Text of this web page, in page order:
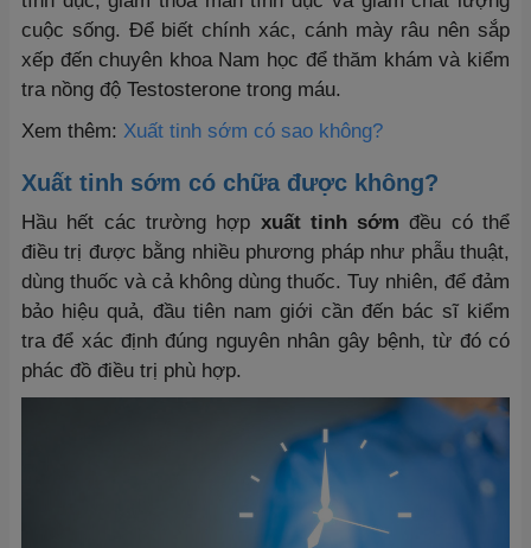
cuộc sống. Để biết chính xác, cánh mày râu nên sắp
xếp đến chuyên khoa Nam học để thăm khám và kiểm
tra nồng độ Testosterone trong máu.
Xem thêm: Xuất tinh sớm có sao không?
Xuất tinh sớm có chữa được không?
Hầu hết các trường hợp xuất tinh sớm đều có thể
điều trị được bằng nhiều phương pháp như phẫu thuật,
dùng thuốc và cả không dùng thuốc. Tuy nhiên, để đảm
bảo hiệu quả, đầu tiên nam giới cần đến bác sĩ kiểm
tra để xác định đúng nguyên nhân gây bệnh, từ đó có
phác đồ điều trị phù hợp.